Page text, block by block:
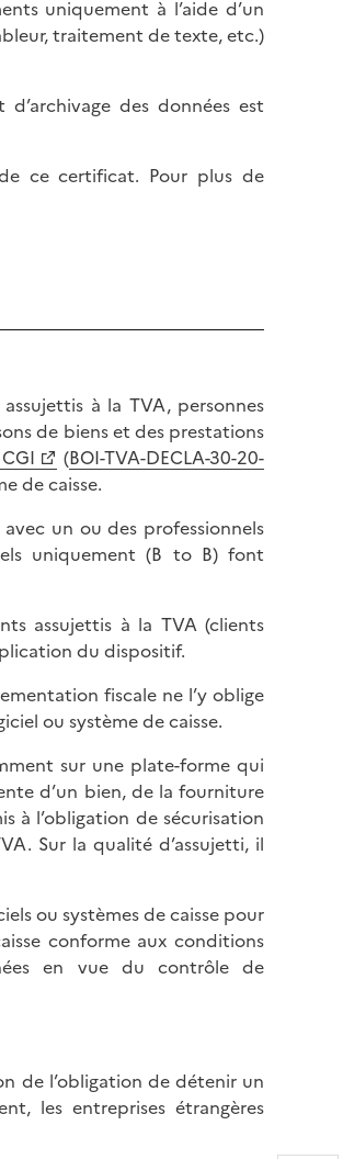
uniquement à l’aide d’un
traitement de texte, etc.)
des données est
ce certificat. Pour plus de
assujettis à la TVA, personnes
de biens et des prestations
(BOI-TVA-DECLA-30-20-
de caisse.
un ou des professionnels
uniquement (B to B) font
assujettis à la TVA (clients
du dispositif.
fiscale ne l’y oblige
ou système de caisse.
sur une plate-forme qui
d’un bien, de la fourniture
à l’obligation de sécurisation
Sur la qualité d’assujetti, il
ou systèmes de caisse pour
conforme aux conditions
en vue du contrôle de
de l’obligation de détenir un
les entreprises étrangères